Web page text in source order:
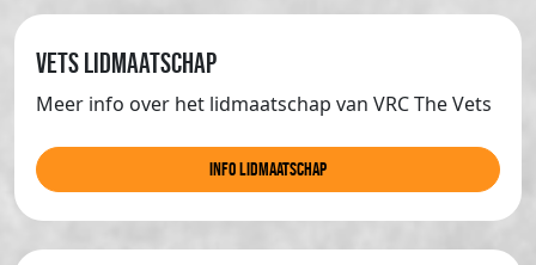
Vets lidmaatschap
Meer info over het lidmaatschap van VRC The Vets
info lidmaatschap